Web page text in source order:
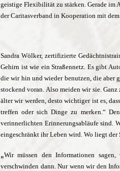
geistige Flexibilität zu stärken. Gerade im
der Caritasverband in Kooperation mit
Sandra Wölker, zertifizierte
Gehirn ist wie ein Straßennetz. Es gibt
die wir hin und wieder benutzen, die aber
stockend voran. Also meiden wir sie.
älter wir werden, desto wichtiger ist es,
treffen oder sich Dinge zu merken.“
verinnerlichten Erinnerungsabläufe sind.
eingeschränkt ihr Leben wird. Wo liegt der
„Wir müssen den Informationen
verschwinden dann. Nur wenn wir den